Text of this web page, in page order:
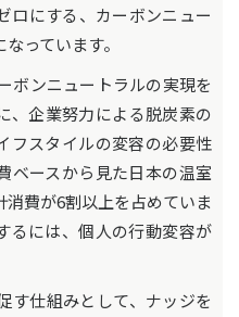
ロにする、カーボンニュー
っています。
ボンニュートラルの実現を
、企業努力による脱炭素の
フスタイルの変容の必要性
ベースから見た日本の温室
費が6割以上を占めていま
るには、個人の行動変容が
す仕組みとして、ナッジを